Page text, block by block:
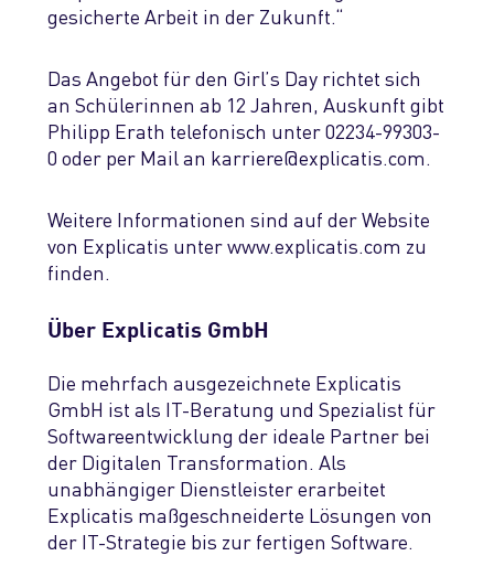
gesicherte Arbeit in der Zukunft.“
Das Angebot für den Girl’s Day richtet sich
an Schülerinnen ab 12 Jahren, Auskunft gibt
Philipp Erath telefonisch unter 02234-99303-
0 oder per Mail an karriere@explicatis.com.
Weitere Informationen sind auf der Website
von Explicatis unter www.explicatis.com zu
finden.
Über Explicatis GmbH
Die mehrfach ausgezeichnete Explicatis
GmbH ist als IT-Beratung und Spezialist für
Softwareentwicklung der ideale Partner bei
der Digitalen Transformation. Als
unabhängiger Dienstleister erarbeitet
Explicatis maßgeschneiderte Lösungen von
der IT-Strategie bis zur fertigen Software.